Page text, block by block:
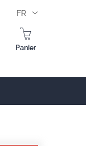
FR
Panier